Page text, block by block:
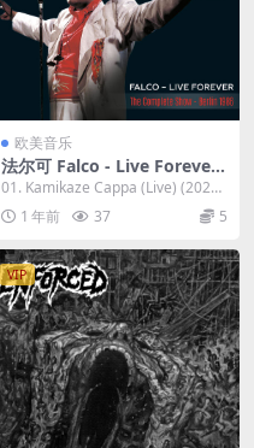
欧美音乐
法尔可 Falco - Live Forever
(The Complete Show - Berli
n 1986) (2023 Remaster) [2
4bit/44.1kHz] [Hi-Res Flac
01. Kamikaze Cappa (Live) (2023
Remaster...
1 年前 37 5
VIP